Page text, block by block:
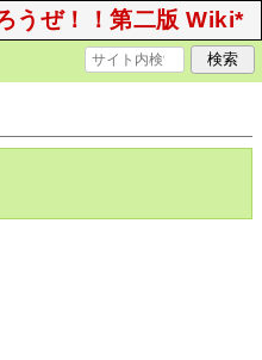
うぜ！！第二版 Wiki*